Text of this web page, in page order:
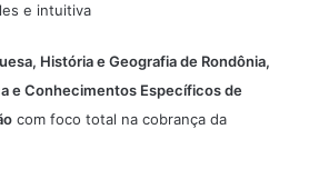
e intuitiva
História e Geografia de Rondônia,
e Conhecimentos Específicos de
com foco total na cobrança da